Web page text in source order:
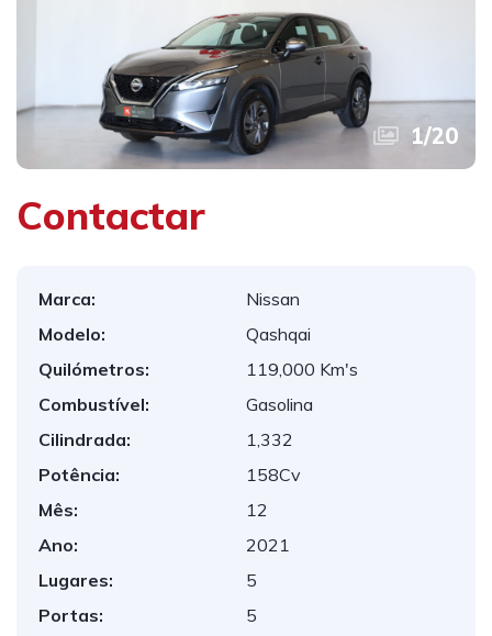
1/20
Contactar
Marca:
Nissan
Modelo:
Qashqai
Quilómetros:
119,000 Km's
Combustível:
Gasolina
Cilindrada:
1,332
Potência:
158Cv
Mês:
12
Ano:
2021
Lugares:
5
Portas:
5